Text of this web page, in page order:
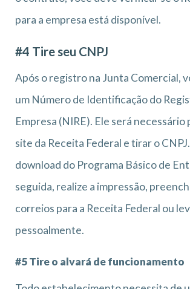
para a empresa está disponível.
#4 Tire seu CNPJ
Após o registro na Junta Comercial,
um Número de Identificação do
Empresa (NIRE). Ele será
site da Receita Federal e tirar o
download do Programa Básico de
seguida, realize a impressão,
correios para a Receita Federal ou
pessoalmente.
#5 Tire o alvará de funcionamento